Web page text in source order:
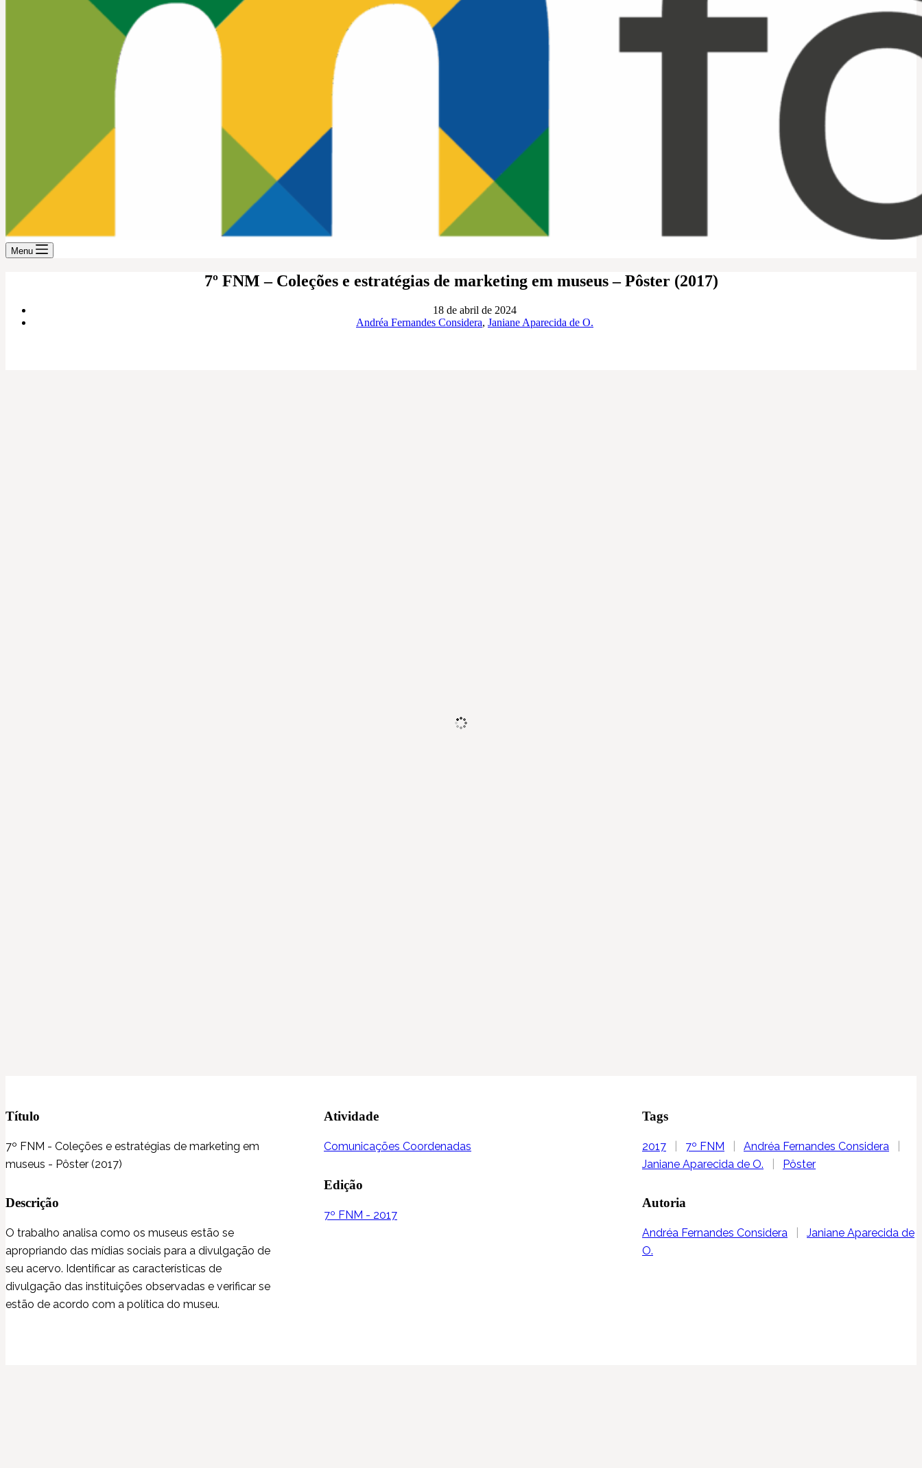
Menu
7º FNM – Coleções e estratégias de marketing em museus – Pôster (2017)
18 de abril de 2024
Andréa Fernandes Considera, Janiane Aparecida de O.
Título
7º FNM - Coleções e estratégias de marketing em
museus - Pôster (2017)
Descrição
O trabalho analisa como os museus estão se
apropriando das mídias sociais para a divulgação de
seu acervo. Identificar as características de
divulgação das instituições observadas e verificar se
estão de acordo com a política do museu.
Atividade
Comunicações Coordenadas
Edição
7º FNM - 2017
Tags
2017 7º FNM Andréa Fernandes Considera
Janiane Aparecida de O.
Pôster
Autoria
Andréa Fernandes Considera
Janiane Aparecida de
O.